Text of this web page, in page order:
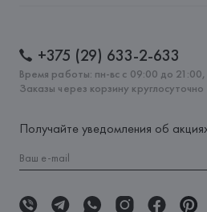
+375 (29) 633-2-633
Время работы: пн-вс с 09:00 до 21:00,
Заказы через корзину круглосуточно
Получайте уведомления об